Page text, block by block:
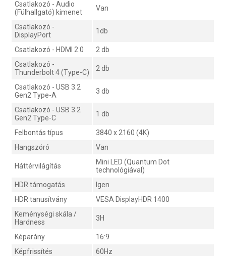
Csatlakozó - Audio
(Fülhallgató) kimenet
Van
Csatlakozó -
DisplayPort
1db
Csatlakozó - HDMI 2.0
2 db
Csatlakozó -
Thunderbolt 4 (Type-C)
2 db
Csatlakozó - USB 3.2
Gen2 Type-A
3 db
Csatlakozó - USB 3.2
Gen2 Type-C
1 db
Felbontás típus
3840 x 2160 (4K)
Hangszóró
Van
Háttérvilágítás
Mini LED (Quantum Dot
technológiával)
HDR támogatás
Igen
HDR tanusítvány
VESA DisplayHDR 1400
Keménységi skála /
Hardness
3H
Képarány
16:9
Képfrissítés
60Hz